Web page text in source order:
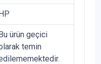
ürün geçici
temin